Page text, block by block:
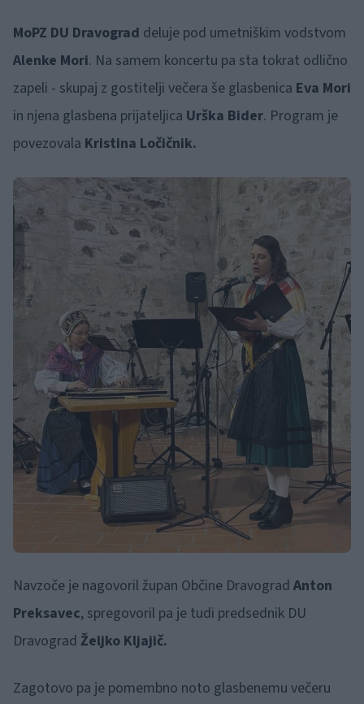
MoPZ DU Dravograd deluje pod umetniškim vodstvom
Alenke Mori. Na samem koncertu pa sta tokrat odlično
zapeli - skupaj z gostitelji večera še glasbenica Eva Mori
in njena glasbena prijateljica Urška Bider. Program je
povezovala Kristina Ločičnik.
Navzoče je nagovoril župan Občine Dravograd Anton
Preksavec, spregovoril pa je tudi predsednik DU
Dravograd Željko Kljajič.
Zagotovo pa je pomembno noto glasbenemu večeru